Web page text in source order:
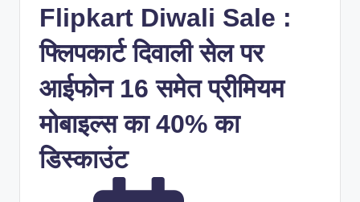
in
Flipkart Diwali Sale :
फ्लिपकार्ट दिवाली सेल पर
आईफोन 16 समेत प्रीमियम
मोबाइल्स का 40% का
डिस्काउंट